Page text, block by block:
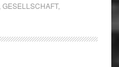
GESELLSCHAFT,